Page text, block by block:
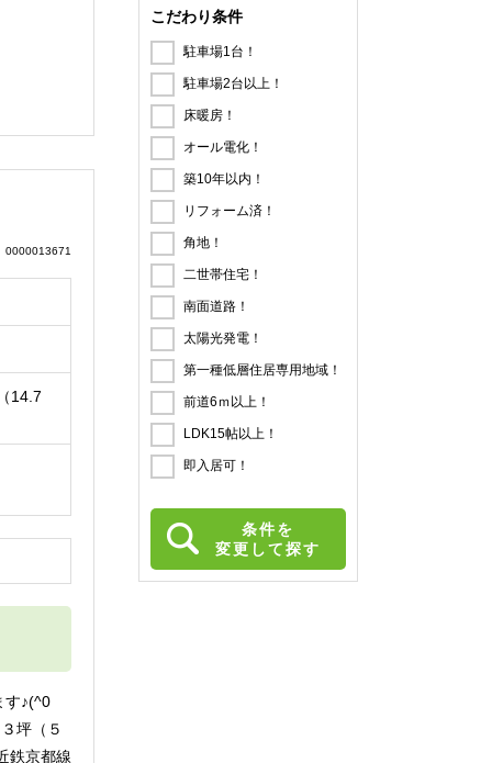
0000013671
14.7
す♪(^0
坪（５
鉄京都線
こだわり条件
駐車場1台！
駐車場2台以上！
床暖房！
オール電化！
築10年以内！
リフォーム済！
角地！
二世帯住宅！
南面道路！
太陽光発電！
第一種低層住居専用地域！
前道6ｍ以上！
LDK15帖以上！
即入居可！
条件を
変更して探す